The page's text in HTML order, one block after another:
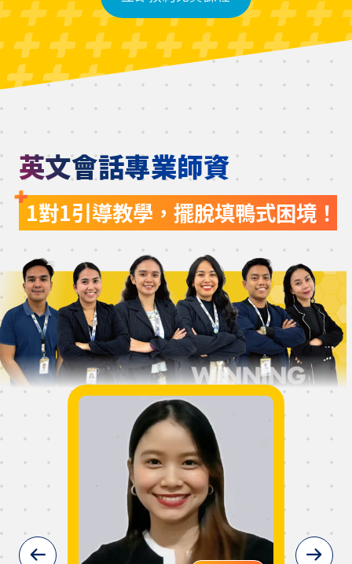
英文會話專業師資
1對1引導教學，擺脫填鴨式困境！